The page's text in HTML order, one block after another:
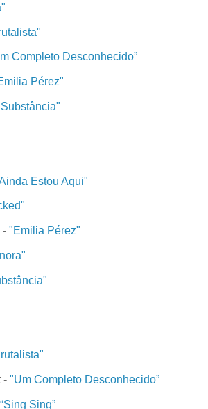
Completo Desconhecido”
Pérez"
Estou Aqui"
- "Emilia Pérez"
- "Um Completo Desconhecido”
“Sing Sing”